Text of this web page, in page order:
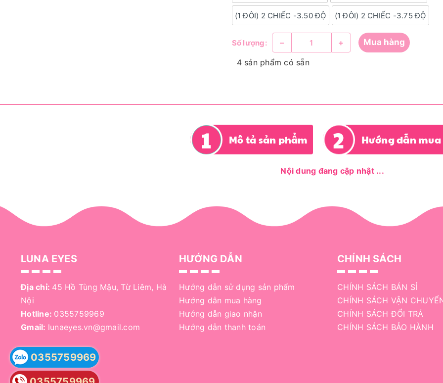
(1 ĐÔI) 2 CHIẾC -3.50 ĐỘ (1 ĐÔI) 2 CHIẾC -3.75 ĐỘ
Số lượng: – + Mua hàng
4 sản phẩm có sẵn
Mô tả sản phẩm Hướng dẫn
Nội dung đang cập nhật ...
LUNA EYES
Địa chỉ: 45 Hồ Tùng Mậu, Từ Liêm, Hà
Nội
Hotline: 0355759969
Gmail: lunaeyes.vn@gmail.com
HƯỚNG DẪN
Hướng dẫn sử dụng sản phẩm
Hướng dẫn mua hàng
Hướng dẫn giao nhận
Hướng dẫn thanh toán
CHÍNH SÁCH
CHÍNH SÁCH BÁN SỈ
CHÍNH SÁCH VẬN
CHÍNH SÁCH ĐỔI TRẢ
CHÍNH SÁCH BẢO HÀNH
0355759969